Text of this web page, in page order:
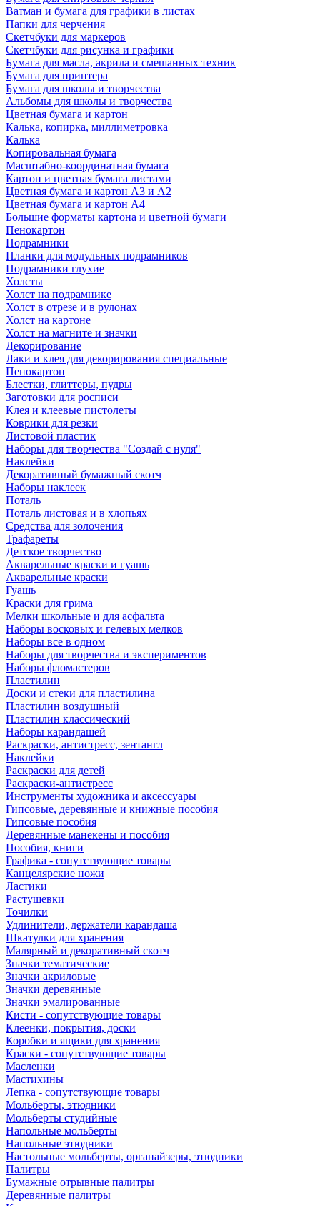
Ватман и бумага для графики в листах
Папки для черчения
Скетчбуки для маркеров
Скетчбуки для рисунка и графики
Бумага для масла, акрила и смешанных техник
Бумага для принтера
Бумага для школы и творчества
Альбомы для школы и творчества
Цветная бумага и картон
Калька, копирка, миллиметровка
Калька
Копировальная бумага
Масштабно-координатная бумага
Картон и цветная бумага листами
Цветная бумага и картон А3 и А2
Цветная бумага и картон А4
Большие форматы картона и цветной бумаги
Пенокартон
Подрамники
Планки для модульных подрамников
Подрамники глухие
Холсты
Холст на подрамнике
Холст в отрезе и в рулонах
Холст на картоне
Холст на магните и значки
Декорирование
Лаки и клея для декорирования специальные
Пенокартон
Блестки, глиттеры, пудры
Заготовки для росписи
Клея и клеевые пистолеты
Коврики для резки
Листовой пластик
Наборы для творчества "Создай с нуля"
Наклейки
Декоративный бумажный скотч
Наборы наклеек
Поталь
Поталь листовая и в хлопьях
Средства для золочения
Трафареты
Детское творчество
Акварельные краски и гуашь
Акварельные краски
Гуашь
Краски для грима
Мелки школьные и для асфальта
Наборы восковых и гелевых мелков
Наборы все в одном
Наборы для творчества и экспериментов
Наборы фломастеров
Пластилин
Доски и стеки для пластилина
Пластилин воздушный
Пластилин классический
Наборы карандашей
Раскраски, антистресс, зентангл
Наклейки
Раскраски для детей
Раскраски-антистресс
Инструменты художника и аксессуары
Гипсовые, деревянные и книжные пособия
Гипсовые пособия
Деревянные манекены и пособия
Пособия, книги
Графика - сопутствующие товары
Канцелярские ножи
Ластики
Растушевки
Точилки
Удлинители, держатели карандаша
Шкатулки для хранения
Малярный и декоративный скотч
Значки тематические
Значки акриловые
Значки деревянные
Значки эмалированные
Кисти - сопутствующие товары
Клеенки, покрытия, доски
Коробки и ящики для хранения
Краски - сопутствующие товары
Масленки
Мастихины
Лепка - сопутствующие товары
Мольберты, этюдники
Мольберты студийные
Напольные мольберты
Напольные этюдники
Настольные мольберты, органайзеры, этюдники
Палитры
Бумажные отрывные палитры
Деревянные палитры